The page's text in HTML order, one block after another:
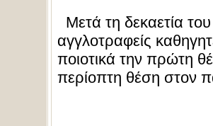
Μετά τη δεκαετία
αγγλοτραφείς
ποιοτικά την πρώτη
περίοπτη θέση στον